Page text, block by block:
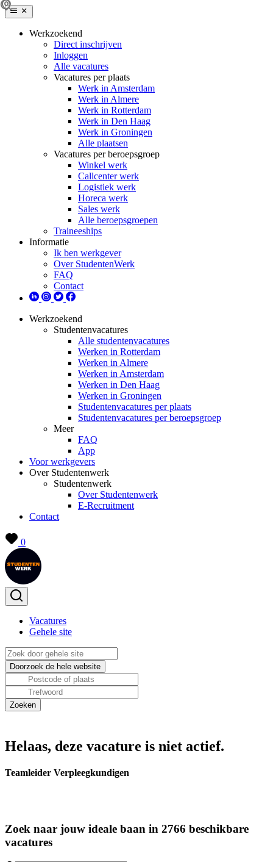
Werkzoekend
Direct inschrijven
Inloggen
Alle vacatures
Vacatures per plaats
Werk in Amsterdam
Werk in Almere
Werk in Rotterdam
Werk in Den Haag
Werk in Groningen
Alle plaatsen
Vacatures per beroepsgroep
Winkel werk
Callcenter werk
Logistiek werk
Horeca werk
Sales werk
Alle beroepsgroepen
Traineeships
Informatie
Ik ben werkgever
Over StudentenWerk
FAQ
Contact
Werkzoekend
Studentenvacatures
Alle studentenvacatures
Werken in Rotterdam
Werken in Almere
Werken in Amsterdam
Werken in Den Haag
Werken in Groningen
Studentenvacatures per plaats
Studentenvacatures per beroepsgroep
Meer
FAQ
App
Voor werkgevers
Over Studentenwerk
Studentenwerk
Over Studentenwerk
E-Recruitment
Contact
0
Vacatures
Gehele site
Helaas, deze vacature is niet actief.
Teamleider Verpleegkundigen
Zoek naar jouw ideale baan in 2766 beschikbare
vacatures